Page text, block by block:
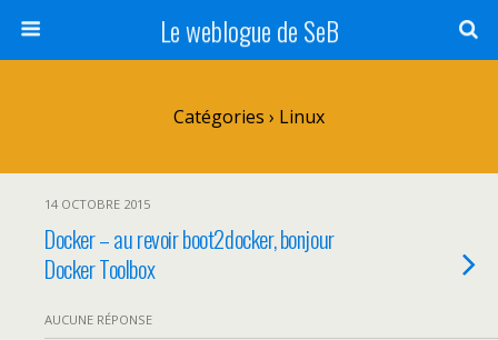
Le weblogue de SeB
Catégories › Linux
14 OCTOBRE 2015
Docker – au revoir boot2docker, bonjour
Docker Toolbox
AUCUNE RÉPONSE